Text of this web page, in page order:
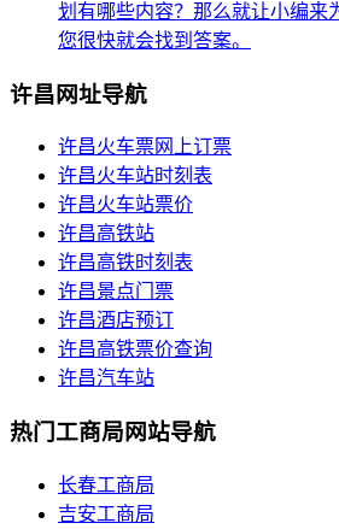
划有哪些内容？那么就让小编来
您很快就会找到答案。
许昌网址导航
许昌火车票网上订票
许昌火车站时刻表
许昌火车站票价
许昌高铁站
许昌高铁时刻表
许昌景点门票
许昌酒店预订
许昌高铁票价查询
许昌汽车站
热门工商局网站导航
长春工商局
吉安工商局